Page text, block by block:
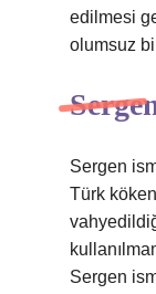
edilmesi
olumsuz bir
Sergen
Türk
Sergen